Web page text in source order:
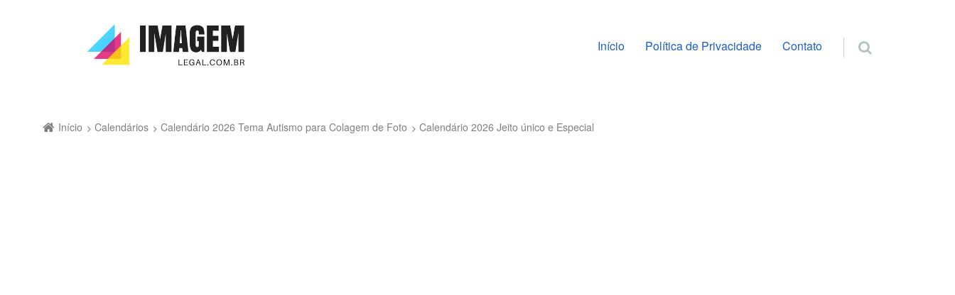
Pular para o conteúdo
Início Política de Privacidade Contato
Início Calendários Calendário 2026 Tema Autismo para Colagem de Foto Calendário 2026 Jeito único e Especial